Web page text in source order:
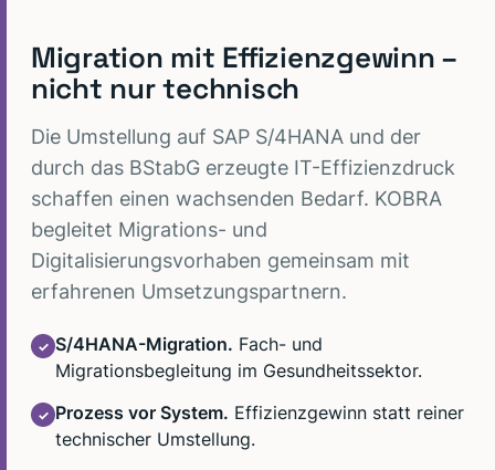
Migration mit Effizienzgewinn –
nicht nur technisch
Die Umstellung auf SAP S/4HANA und der
durch das BStabG erzeugte IT-Effizienzdruck
schaffen einen wachsenden Bedarf. KOBRA
begleitet Migrations- und
Digitalisierungsvorhaben gemeinsam mit
erfahrenen Umsetzungspartnern.
✓ S/4HANA-Migration. Fach- und
Migrationsbegleitung im Gesundheitssektor.
✓ Prozess vor System. Effizienzgewinn statt reiner
technischer Umstellung.